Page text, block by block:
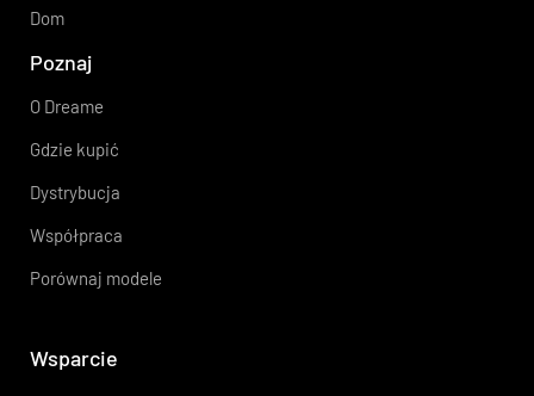
Dom
Poznaj
O Dreame
Gdzie kupić
Dystrybucja
Współpraca
Porównaj modele
Wsparcie